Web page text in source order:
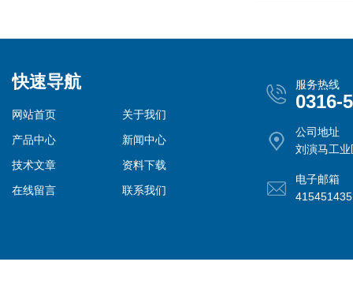
快速导航
网站首页
关于我们
产品中心
新闻中心
技术文章
资料下载
在线留言
联系我们
服务热线
0316-
公司地址
刘演马工业
电子邮箱